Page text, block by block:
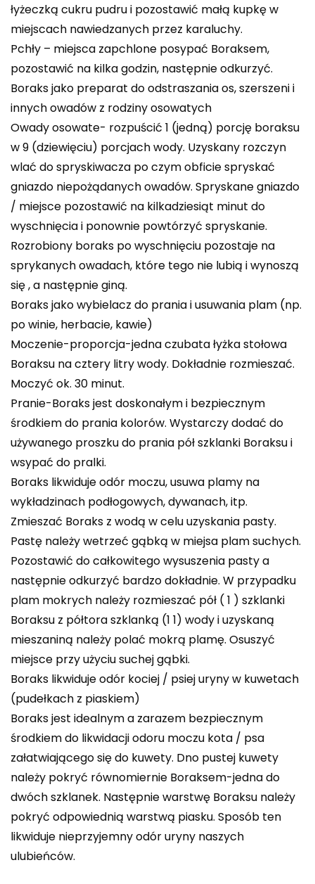
łyżeczką cukru pudru i pozostawić małą kupkę w
miejscach nawiedzanych przez karaluchy.
Pchły – miejsca zapchlone posypać Boraksem,
pozostawić na kilka godzin, następnie odkurzyć.
Boraks jako preparat do odstraszania os, szerszeni i
innych owadów z rodziny osowatych
Owady osowate- rozpuścić 1 (jedną) porcję boraksu
w 9 (dziewięciu) porcjach wody. Uzyskany rozczyn
wlać do spryskiwacza po czym obficie spryskać
gniazdo niepożądanych owadów. Spryskane gniazdo
/ miejsce pozostawić na kilkadziesiąt minut do
wyschnięcia i ponownie powtórzyć spryskanie.
Rozrobiony boraks po wyschnięciu pozostaje na
sprykanych owadach, które tego nie lubią i wynoszą
się , a następnie giną.
Boraks jako wybielacz do prania i usuwania plam (np.
po winie, herbacie, kawie)
Moczenie-proporcja-jedna czubata łyżka stołowa
Boraksu na cztery litry wody. Dokładnie rozmieszać.
Moczyć ok. 30 minut.
Pranie-Boraks jest doskonałym i bezpiecznym
środkiem do prania kolorów. Wystarczy dodać do
używanego proszku do prania pół szklanki Boraksu i
wsypać do pralki.
Boraks likwiduje odór moczu, usuwa plamy na
wykładzinach podłogowych, dywanach, itp.
Zmieszać Boraks z wodą w celu uzyskania pasty.
Pastę należy wetrzeć gąbką w miejsa plam suchych.
Pozostawić do całkowitego wysuszenia pasty a
następnie odkurzyć bardzo dokładnie. W przypadku
plam mokrych należy rozmieszać pół ( 1 ) szklanki
Boraksu z półtora szklanką (1 1) wody i uzyskaną
mieszaniną należy polać mokrą plamę. Osuszyć
miejsce przy użyciu suchej gąbki.
Boraks likwiduje odór kociej / psiej uryny w kuwetach
(pudełkach z piaskiem)
Boraks jest idealnym a zarazem bezpiecznym
środkiem do likwidacji odoru moczu kota / psa
załatwiającego się do kuwety. Dno pustej kuwety
należy pokryć równomiernie Boraksem-jedna do
dwóch szklanek. Następnie warstwę Boraksu należy
pokryć odpowiednią warstwą piasku. Sposób ten
likwiduje nieprzyjemny odór uryny naszych
ulubieńców.